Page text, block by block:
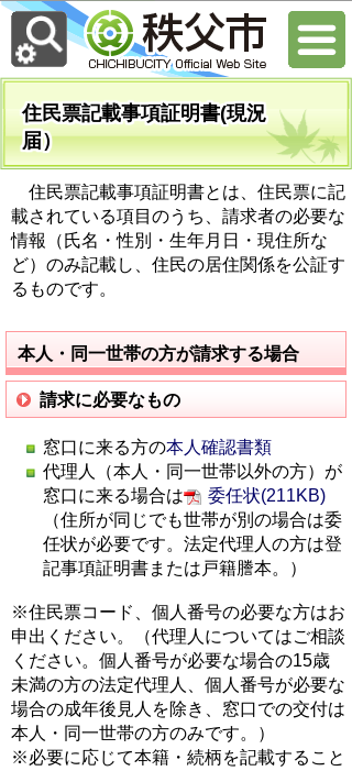
住民票記載事項証明書(現況
届）
住民票記載事項証明書とは、住民票に記
載されている項目のうち、請求者の必要な
情報（氏名・性別・生年月日・現住所な
ど）のみ記載し、住民の居住関係を公証す
るものです。
本人・同一世帯の方が請求する場合
請求に必要なもの
窓口に来る方の本人確認書類
代理人（本人・同一世帯以外の方）が
窓口に来る場合は
委任状(211KB)
（住所が同じでも世帯が別の場合は委
任状が必要です。法定代理人の方は登
記事項証明書または戸籍謄本。）
※住民票コード、個人番号の必要な方はお
申出ください。（代理人についてはご相談
ください。個人番号が必要な場合の15歳
未満の方の法定代理人、個人番号が必要な
場合の成年後見人を除き、窓口での交付は
本人・同一世帯の方のみです。）
※必要に応じて本籍・続柄を記載すること